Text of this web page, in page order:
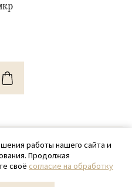
SamPack
97-87
работы нашего сайта и
Продолжая
своё согласие на обработку